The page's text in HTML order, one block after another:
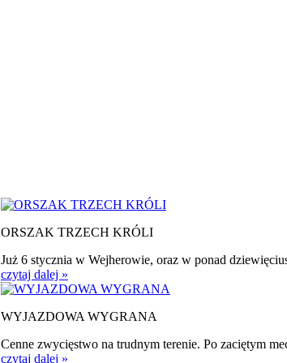
ORSZAK TRZECH KRÓLI
Już 6 stycznia w Wejherowie, oraz w ponad
czytaj dalej »
WYJAZDOWA WYGRANA
Cenne zwycięstwo na trudnym terenie. Po zaciętym
czytaj dalej »